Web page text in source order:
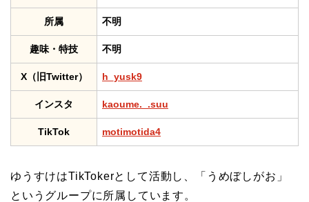
所属 不明
趣味・特技 不明
X（旧Twitter） h_yusk9
インスタ kaoume._.suu
TikTok motimotida4
ゆうすけはTikTokerとして活動し、「うめぼしがお」
というグループに所属しています。